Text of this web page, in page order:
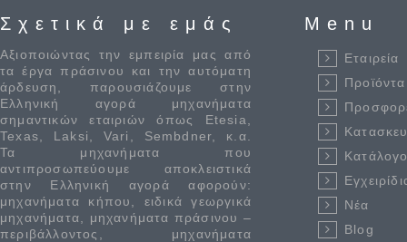
Σχετικά με εμάς
Αξιοποιώντας την εμπειρία μας από
τα έργα πράσινου και την αυτόματη
άρδευση, παρουσιάζουμε στην
Ελληνική αγορά μηχανήματα
σημαντικών εταιριών όπως Etesia,
Texas, Laksi, Vari, Sembdner, κ.α.
Τα μηχανήματα που
αντιπροσωπεύουμε αποκλειστικά
στην Ελληνική αγορά αφορούν:
μηχανήματα κήπου, ειδικά γεωργικά
μηχανήματα, μηχανήματα πράσινου –
περιβάλλοντος, μηχανήματα
Menu
Εταιρεία
Προϊόντα
Νέα
Blog